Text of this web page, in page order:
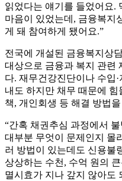
읽었다는 얘기를 들었어요.
마음이 있었는데, 금융복지
게 돼 참여하게 됐어요.”
전국에 개설된 금융복지상
대상으로 금융과 복지 관련
다. 재무건강진단이나 수입
내도 하지만 채무 때문에
책, 개인회생 등 해결 방법
“간혹 채권추심 과정에서
대부분 무엇이 문제인지 몰
러 방법이 있는데도 신용불
상상하는 수천, 수억 원의
멸시효가 지나 갚지 않아도